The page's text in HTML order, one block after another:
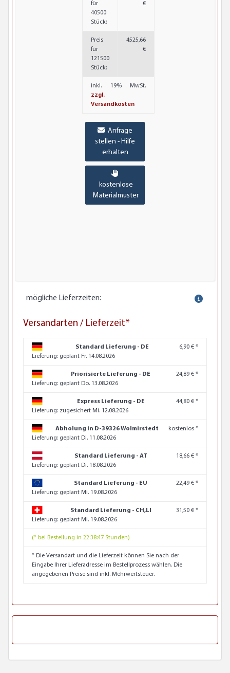
für
40500
Stück:
€
Preis
für
121500
Stück:
4525,66
€
inkl. 19% MwSt.
zzgl.
Versandkosten
Anfrage
stellen - Hilfe
erhalten
kostenlose
Materialmuster
mögliche Lieferzeiten:
Versandarten / Lieferzeit*
Standard Lieferung - DE
6,90 € *
Lieferung: geplant Fr. 14.08.2026
Priorisierte Lieferung - DE
24,89 € *
Lieferung: geplant Do. 13.08.2026
Express Lieferung - DE
44,80 € *
Lieferung: zugesichert Mi. 12.08.2026
Abholung in D-39326 Wolmirstedt
kostenlos *
Lieferung: geplant Di. 11.08.2026
Standard Lieferung - AT
18,66 € *
Lieferung: geplant Di. 18.08.2026
Standard Lieferung - EU
22,49 € *
Lieferung: geplant Mi. 19.08.2026
Standard Lieferung - CH,LI
31,50 € *
Lieferung: geplant Mi. 19.08.2026
(* bei Bestellung in 22:38:46 Stunden)
* Die Versandart und die Lieferzeit können Sie nach der
Eingabe Ihrer Lieferadresse im Bestellprozess wählen. Die
angegebenen Preise sind inkl. Mehrwertsteuer.